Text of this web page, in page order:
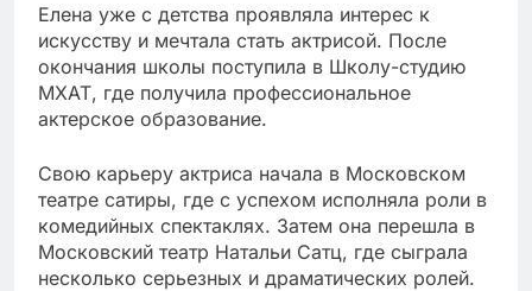
Елена уже с детства проявляла интерес к
искусству и мечтала стать актрисой. После
окончания школы поступила в Школу-студию
МХАТ, где получила профессиональное
актерское образование.
Свою карьеру актриса начала в Московском
театре сатиры, где с успехом исполняла роли в
комедийных спектаклях. Затем она перешла в
Московский театр Натальи Сатц, где сыграла
несколько серьезных и драматических ролей.